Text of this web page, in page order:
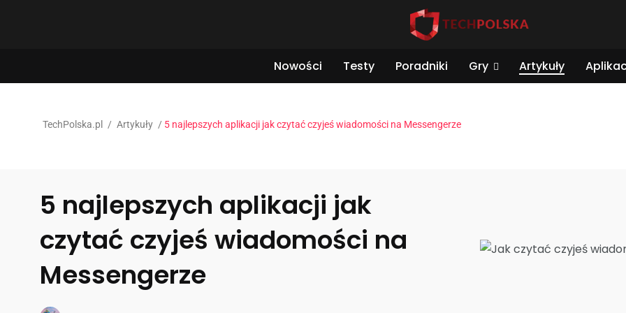
Nowości Testy Poradniki Gry Artykuły
TechPolska.pl / Artykuły / 5 najlepszych aplikacji jak czytać czyjeś wiadomości na Messengerze
5 najlepszych aplikacji jak
czytać czyjeś wiadomości na
Messengerze